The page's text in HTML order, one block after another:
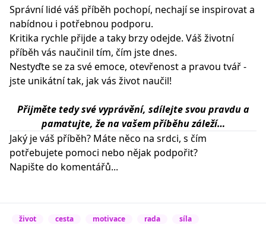
Správní lidé váš příběh pochopí, nechají se inspirovat a
nabídnou i potřebnou podporu.
Kritika rychle přijde a taky brzy odejde. Váš životní
příběh vás naučinil tím, čím jste dnes.
Nestyďte se za své emoce, otevřenost a pravou tvář -
jste unikátní tak, jak vás život naučil!
Přijměte tedy své vyprávění, sdílejte svou pravdu a
pamatujte, že na vašem příběhu záleží…
Jaký je váš příběh? Máte něco na srdci, s čím
potřebujete pomoci nebo nějak podpořit?
Napište do komentářů...
život cesta motivace rada síla